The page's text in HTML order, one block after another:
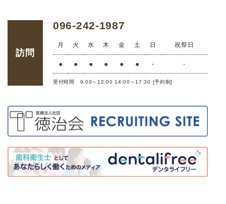
訪問
096-242-1987
月 火 水 木 金 土 日 祝祭日
● ● ● ● ● ● - -
受付時間 9:00～12:00 14:00～17:30 [予約制]